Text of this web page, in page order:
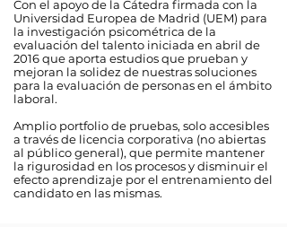
Con el apoyo de la Cátedra firmada con la
Universidad Europea de Madrid (UEM) para
la investigación psicométrica de la
evaluación del talento iniciada en abril de
2016 que aporta estudios que prueban y
mejoran la solidez de nuestras soluciones
para la evaluación de personas en el ámbito
laboral.
Amplio portfolio de pruebas, solo accesibles
a través de licencia corporativa (no abiertas
al público general), que permite mantener
la rigurosidad en los procesos y disminuir el
efecto aprendizaje por el entrenamiento del
candidato en las mismas.